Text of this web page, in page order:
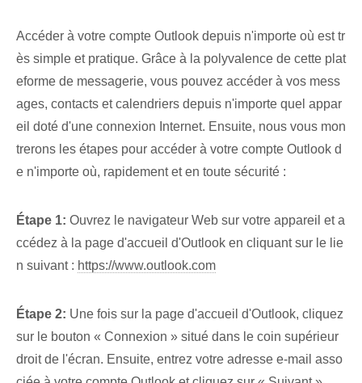
Accéder à votre compte Outlook depuis n'importe où est tr
ès simple et pratique. Grâce à la polyvalence de cette plat
eforme de messagerie, vous pouvez accéder à vos mess
ages, contacts et calendriers depuis n'importe quel appar
eil doté d'une connexion Internet. Ensuite, nous vous mon
trerons les étapes pour accéder à votre compte Outlook d
e n'importe où, rapidement et en toute sécurité :
Étape 1: Ouvrez le navigateur Web sur votre appareil et a
ccédez à la page d'accueil d'Outlook en cliquant sur le lie
n suivant : https://www.outlook.com
Étape 2: Une fois sur la page d'accueil d'Outlook, cliquez
sur le bouton « Connexion » situé dans le coin supérieur
droit de l'écran. Ensuite,‌ entrez votre adresse e-mail asso